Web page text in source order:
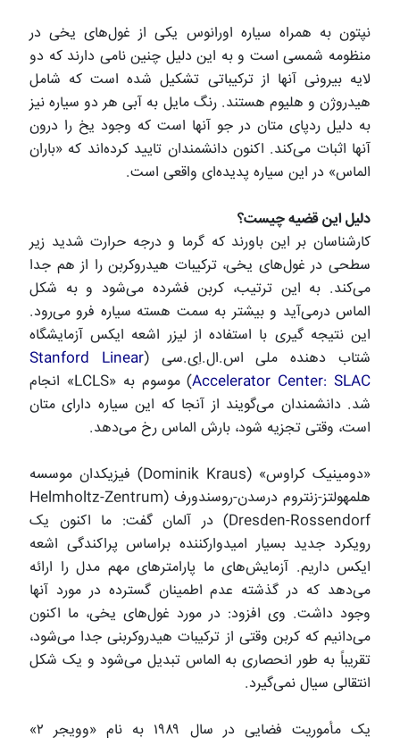
نپتون به همراه سیاره اورانوس یکی از غول‌های یخی در
منظومه شمسی است و به این دلیل چنین نامی دارند که دو
لایه بیرونی آنها از ترکیباتی تشکیل شده است که شامل
هیدروژن و هلیوم هستند. رنگ مایل به آبی هر دو سیاره نیز
به دلیل ردپای متان در جو آنها است که وجود یخ را درون
آنها اثبات می‌کند. اکنون دانشمندان تایید کرده‌اند که «باران
الماس» در این سیاره پدیده‌ای واقعی است.
دلیل این قضیه چیست؟
کارشناسان بر این باورند که گرما و درجه حرارت شدید زیر
سطحی در غول‌های یخی، ترکیبات هیدروکربن را از هم جدا
می‌کند. به این ترتیب، کربن فشرده می‌شود و به شکل
الماس درمی‌آید و بیشتر به سمت هسته سیاره فرو می‌رود.
این نتیجه گیری با استفاده از لیزر اشعه ایکس آزمایشگاه
شتاب دهنده ملی اس.ال.اِی.سی (Stanford Linear
Accelerator Center: SLAC
) موسوم به «LCLS» انجام
شد. دانشمندان می‌گویند از آنجا که این سیاره دارای متان
است، وقتی تجزیه شود، بارش الماس رخ می‌دهد.
«دومینیک کراوس» (Dominik Kraus) ‌فیزیکدان موسسه
هلمهولتز-زنتروم درسدن-روسندورف (Helmholtz-Zentrum
Dresden-Rossendorf) در آلمان گفت: ما اکنون یک
رویکرد جدید بسیار امیدوارکننده براساس پراکندگی اشعه
ایکس داریم. آزمایش‌های ما پارامترهای مهم مدل را ارائه
می‌دهد که در گذشته عدم اطمینان گسترده در مورد آنها
وجود داشت. وی افزود: در مورد غول‌های یخی، ما اکنون
می‌دانیم که کربن وقتی از ترکیبات هیدروکربنی جدا می‌شود،
تقریباً به طور انحصاری به الماس تبدیل می‌شود و یک شکل
انتقالی سیال نمی‌گیرد.
یک مأموریت فضایی در سال ۱۹۸۹ به نام «وویجر ۲»